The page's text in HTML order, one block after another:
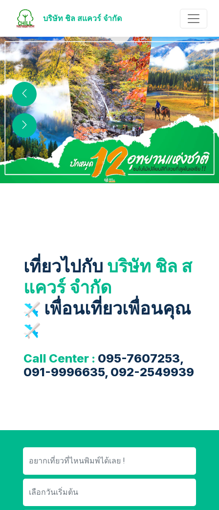
บริษัท ชิล สแควร์ จำกัด
เที่ยวไปกับ บริษัท ชิล ส
แควร์ จำกัด
เพื่อนเที่ยวเพื่อนคุณ
Call Center : 095-7607253,
091-9996635, 092-2549939